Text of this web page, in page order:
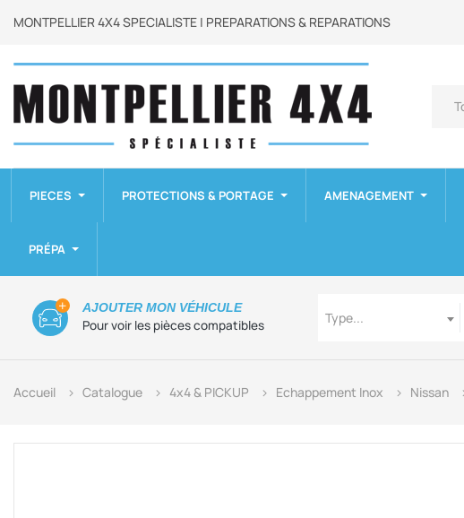
MONTPELLIER 4X4 SPECIALISTE | PREPARATIONS & REPARATIONS
PIECES PROTECTIONS & PORTAGE AMENAGEMENT
PRÉPA
Pour voir les pièces compatibles
AJOUTER MON VÉHICULE
Type...
Accueil Catalogue 4x4 & PICKUP Echappement Inox Nissan